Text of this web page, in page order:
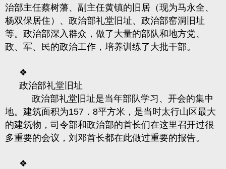
治部主任蔡树藩、副主任黄镇的旧居（现为马永全、
杨双保居住）、政治部礼堂旧址、政治部窑洞旧址
等。政治部深入群众，做了大量的部队和地方党、
政、军、民的政治工作，培养训练了大批干部。
❖
政治部礼堂旧址
政治部礼堂旧址是当年部队学习、开会的集中
地。建筑面积为157 ． 8平方米，是当时太行山区最大
的建筑物，司令部和政治部的首长们在这里召开过很
多重要的会议，刘邓首长都在此做过重要的报告。
❖